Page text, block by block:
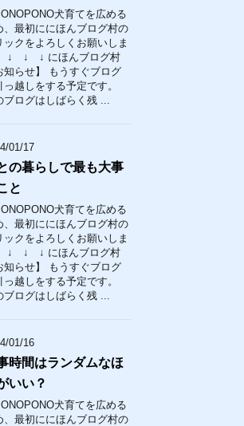
犬育てを広める
、最初ににほんブログ村の
ックをよろしくお願いしま
↓ ↓ ↓ にほんブログ村
知らせ】 もうすぐブログ
っ越しをする予定です。
ブログはしばらく残 ...
01/17
の暮らしで最も大事
と
犬育てを広める
、最初ににほんブログ村の
ックをよろしくお願いしま
↓ ↓ ↓ にほんブログ村
知らせ】 もうすぐブログ
っ越しをする予定です。
ブログはしばらく残 ...
01/16
時間はランダムなほ
いい？
犬育てを広める
、最初ににほんブログ村の